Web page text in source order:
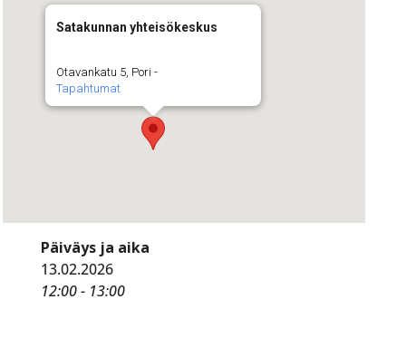
Satakunnan yhteisökeskus
Otavankatu 5, Pori -
Tapahtumat
Päiväys ja aika
13.02.2026
12:00 - 13:00